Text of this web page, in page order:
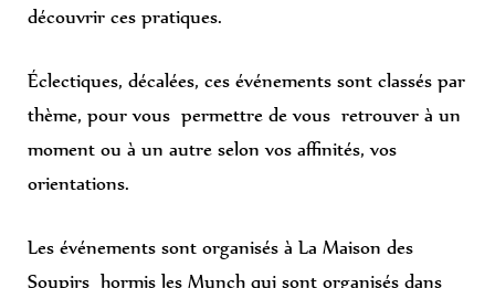
découvrir ces pratiques.
Éclectiques, décalées, ces événements sont classés par
thème, pour vous permettre de vous retrouver à un
moment ou à un autre selon vos affinités, vos
orientations.
Les événements sont organisés à La Maison des
Soupirs hormis les Munch qui sont organisés dans